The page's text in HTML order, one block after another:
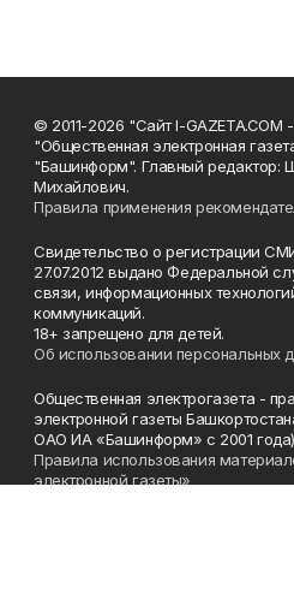
© 2011-2026 "Сайт I-GAZETA.COM
"Общественная электронная
"Башинформ". Главный редактор:
Михайлович.
Правила применения
Свидетельство о регистрации
27.07.2012 выдано Федеральной
связи, информационных
коммуникаций.
18+ запрещено для детей.
Об использовании персональных
Общественная электрогазета -
электронной газеты
ОАО ИА «Башинформ» с 2001
Правила использования
электронной газеты»